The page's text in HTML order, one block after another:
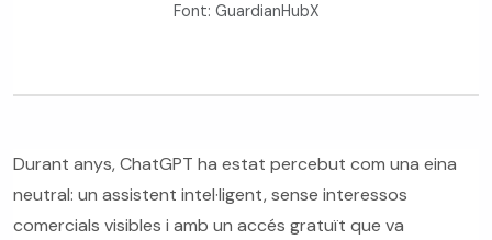
Font: GuardianHubX
Durant anys, ChatGPT ha estat percebut com una eina
neutral: un assistent intel·ligent, sense interessos
comercials visibles i amb un accés gratuït que va